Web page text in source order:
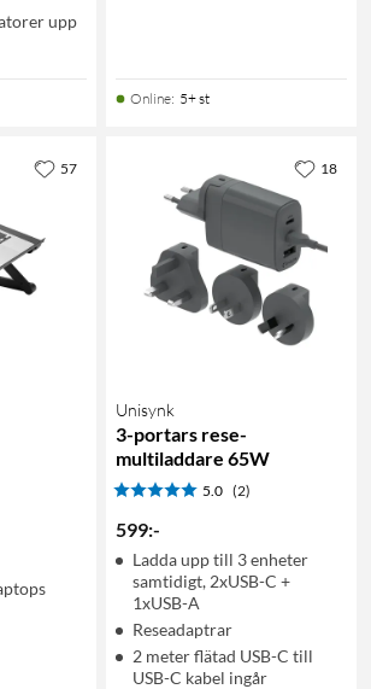
upp
Online: 5+ st
57
Unisynk
3-portars rese-
multiladdare 65W
5.0 (2)
599:-
Ladda upp till 3 enheter
samtidigt, 2xUSB-C +
1xUSB-A
Reseadaptrar
2 meter flätad USB-C till
USB-C kabel ingår
18